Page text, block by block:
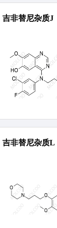
吉非替尼杂质J
吉非替尼杂质L